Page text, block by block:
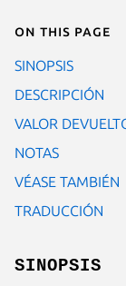
On this page
SINOPSIS
DESCRIPCIÓN
VALOR
NOTAS
VÉASE TAMBIÉN
TRADUCCIÓN
SINOPSIS